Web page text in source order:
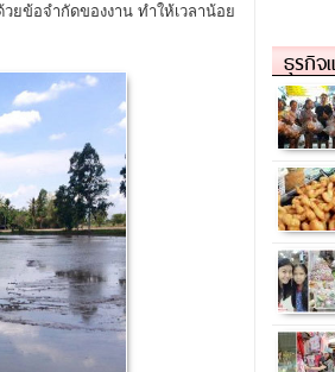
ข้อจำกัดของงาน ทำให้เวลาน้อย
ธุรกิจ